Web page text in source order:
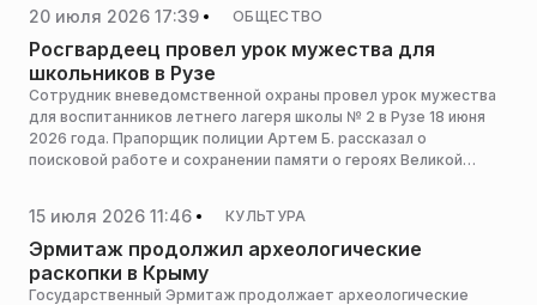
20 июля 2026 17:39 ОБЩЕСТВО
Росгвардеец провел урок мужества для
школьников в Рузе
Сотрудник вневедомственной охраны провел урок мужества
для воспитанников летнего лагеря школы № 2 в Рузе 18 июня
2026 года. Прапорщик полиции Артем Б. рассказал о
поисковой работе и сохранении памяти о героях Великой
15 июля 2026 11:46 КУЛЬТУРА
Эрмитаж продолжил археологические
раскопки в Крыму
Государственный Эрмитаж продолжает археологические